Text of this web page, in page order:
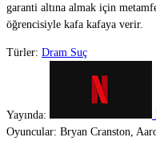
garanti altına almak için
öğrencisiyle kafa kafaya verir.
Türler: Dram Suç
Yayında:
Oyuncular: Bryan Cranston,